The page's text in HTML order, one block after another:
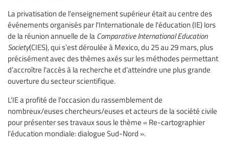
La privatisation de l'enseignement supérieur était au centre des
événements organisés par l'Internationale de l'éducation (IE) lors
de la réunion annuelle de la Comparative International Education
Society(CIES), qui s’est déroulée à Mexico, du 25 au 29 mars, plus
précisément avec des thèmes axés sur les méthodes permettant
d’accroître l'accès à la recherche et d’atteindre une plus grande
ouverture du secteur scientifique.
L'IE a profité de l'occasion du rassemblement de
nombreux/euses chercheurs/euses et acteurs de la société civile
pour présenter ses travaux sous le thème « Re-cartographier
l’éducation mondiale: dialogue Sud-Nord ».